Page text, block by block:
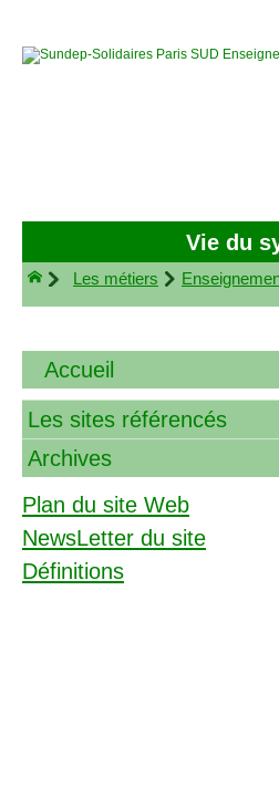
Vie du
Les métiers
Accueil
Les sites référencés
Archives
Plan du site Web
NewsLetter du site
Définitions